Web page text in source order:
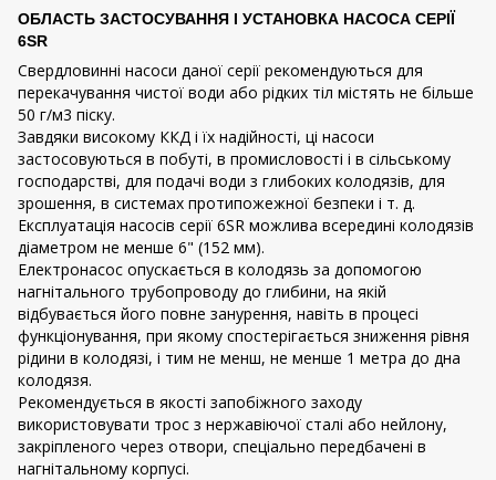
ОБЛАСТЬ ЗАСТОСУВАННЯ І УСТАНОВКА НАСОСА СЕРІЇ
6SR
Свердловинні насоси даної серії рекомендуються для
перекачування чистої води або рідких тіл містять не більше
50 г/м3 піску.
Завдяки високому ККД і їх надійності, ці насоси
застосовуються в побуті, в промисловості і в сільському
господарстві, для подачі води з глибоких колодязів, для
зрошення, в системах протипожежної безпеки і т. д.
Експлуатація насосів серії 6SR можлива всередині колодязів
діаметром не менше 6" (152 мм).
Електронасос опускається в колодязь за допомогою
нагнітального трубопроводу до глибини, на якій
відбувається його повне занурення, навіть в процесі
функціонування, при якому спостерігається зниження рівня
рідини в колодязі, і тим не менш, не менше 1 метра до дна
колодязя.
Рекомендується в якості запобіжного заходу
використовувати трос з нержавіючої сталі або нейлону,
закріпленого через отвори, спеціально передбачені в
нагнітальному корпусі.